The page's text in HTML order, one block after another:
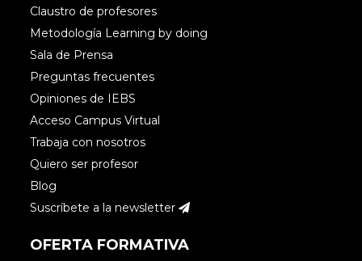
Claustro de profesores
Metodología Learning by doing
Sala de Prensa
Preguntas frecuentes
Opiniones de IEBS
Acceso Campus Virtual
Trabaja con nosotros
Quiero ser profesor
Blog
Suscríbete a la newsletter
OFERTA FORMATIVA